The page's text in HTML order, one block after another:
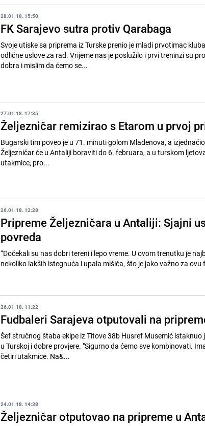
28.01.18. 15:50
FK Sarajevo sutra protiv Qarabaga
Svoje utiske sa priprema iz Turske prenio je mladi prvotimac
odlične uslove za rad. Vrijeme nas je poslužilo i prvi treninzi su
dobra i mislim da ćemo se...
27.01.18. 17:35
Željezničar remizirao s Etarom u prvoj
Bugarski tim poveo je u 71. minuti golom Mladenova, a
Željezničar će u Antaliji boraviti do 6. februara, a u turskom
utakmice, pro...
26.01.18. 12:28
Pripreme Željezničara u Antaliji: Sjajni
povreda
“Dočekali su nas dobri tereni i lepo vreme. U ovom trenutku je
nekoliko lakših istegnuća i upala mišića, što je jako važno za
26.01.18. 11:22
Fudbaleri Sarajeva otputovali na
Šef stručnog štaba ekipe iz Titove 38b Husref Musemić
u Turskoj i dobre provjere. "Sigurno da ćemo sve kombinovati.
četiri utakmice. Na&...
24.01.18. 14:38
Željezničar otputovao na pripreme u